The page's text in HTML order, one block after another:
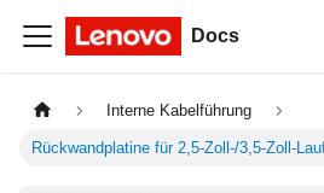
Docs
Interne Kabelführung
Rückwandplatine für 2,5‑Zoll-/3,5‑Zoll-